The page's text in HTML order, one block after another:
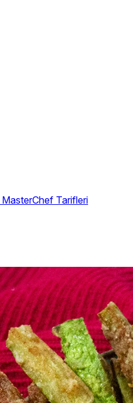
MasterChef Tarifleri